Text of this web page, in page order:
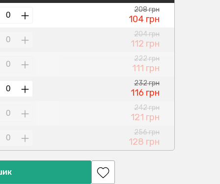
208 грн
104 грн
204 грн
112 грн
222 грн
111 грн
232 грн
116 грн
242 грн
121 грн
256 грн
128 грн